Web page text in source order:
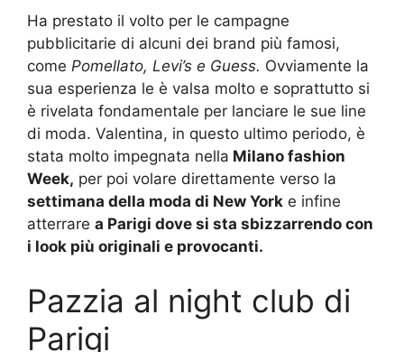
Ha prestato il volto per le campagne
pubblicitarie di alcuni dei brand più famosi,
come Pomellato, Levi’s e Guess. Ovviamente la
sua esperienza le è valsa molto e soprattutto si
è rivelata fondamentale per lanciare le sue line
di moda. Valentina, in questo ultimo periodo, è
stata molto impegnata nella Milano fashion
Week, per poi volare direttamente verso la
settimana della moda di New York e infine
atterrare a Parigi dove si sta sbizzarrendo con
i look più originali e provocanti.
Pazzia al night club di
Parigi